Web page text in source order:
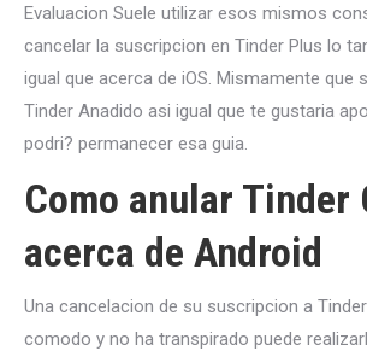
Evaluacion Suele utilizar esos mismos
cancelar la suscripcion en Tinder Plus lo
igual que acerca de iOS. Mismamente que
Tinder Anadido asi­ igual que te gustaria
podri? permanecer esa guia.
Como anular Tinder
acerca de Android
Una cancelacion de su suscripcion a
comodo y no ha transpirado puede